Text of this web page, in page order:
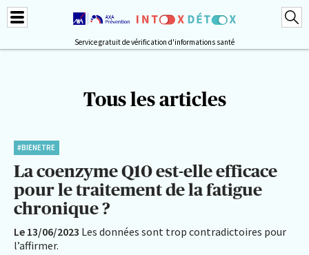
Service gratuit de vérification d'informations santé
Tous les articles
#BIENETRE
La coenzyme Q10 est-elle efficace
pour le traitement de la fatigue
chronique ?
Le 13/06/2023 Les données sont trop contradictoires pour
l’affirmer.